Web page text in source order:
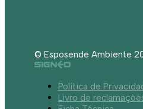
© Esposende Ambiente
Política de
Livro de